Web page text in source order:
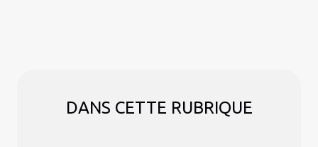
DANS CETTE RUBRIQUE